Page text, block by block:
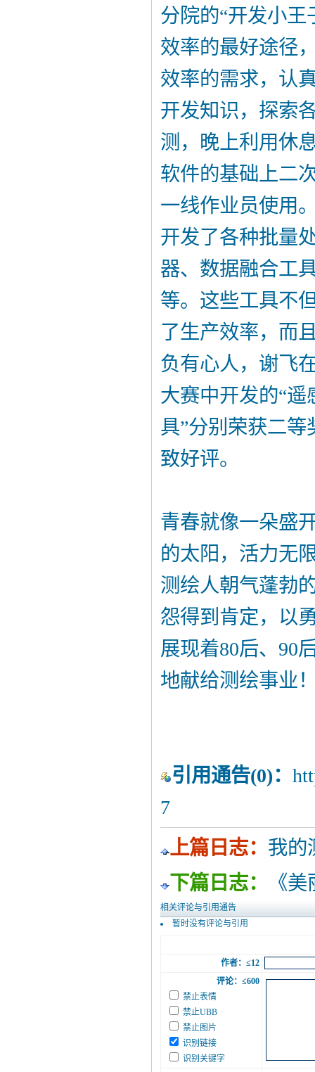
分院的“开发小
效率的最好途径
效率的需求，认
开发知识，探索
测，晚上利用休
软件的基础上二
一线作业员使用
开发了各种批量
器、数据融合工
等。这些工具不
了生产效率，而
负有心人，谢飞
大赛中开发的“遥
具”分别荣获二
致好评。
青春就像一朵盛
的太阳，活力无
测绘人朝气蓬勃
怨得到肯定，以
展现着80后、90
地献给测绘事业
引用通告(0)：
7
上篇日志： 我的
下篇日志：
《
相关评论与引用通告
暂时没有评论与引用
作者：≤12
评论：≤600
禁止表情
禁止UBB
禁止图片
识别链接
识别关键字